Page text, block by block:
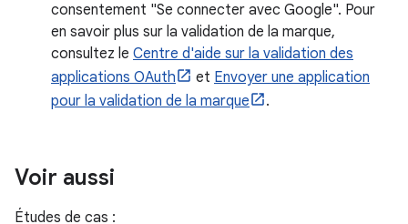
consentement "Se connecter avec Google". Pour
en savoir plus sur la validation de la marque,
consultez le Centre d'aide sur la validation des
applications OAuth
et Envoyer une application
pour la validation de la marque
.
Voir aussi
Études de cas :